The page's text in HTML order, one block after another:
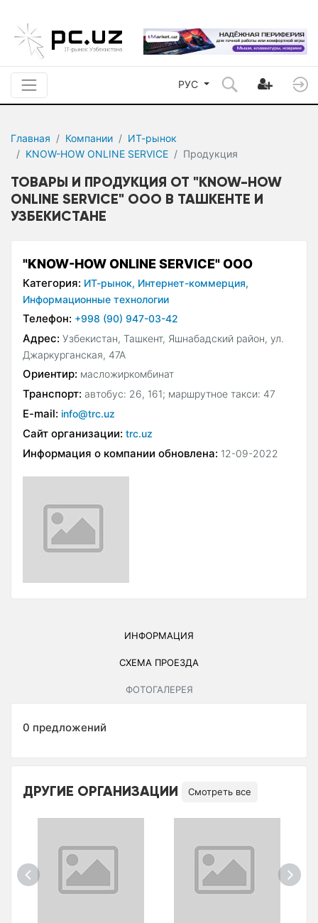
РУС
Главная Компании
ИТ-рынок
KNOW-HOW ONLINE SERVICE
Продукция
ТОВАРЫ И ПРОДУКЦИЯ ОТ "KNOW-HOW
ONLINE SERVICE" ООО В ТАШКЕНТЕ И
УЗБЕКИСТАНЕ
"KNOW-HOW ONLINE SERVICE" ООО
Категория: ИТ-рынок, Интернет-коммерция,
Информационные технологии
Телефон: +998 (90) 947-03-42
Адрес: Узбекистан, Ташкент, Яшнабадский район, ул.
Джаркурганская, 47А
Ориентир: масложиркомбинат
Транспорт: автобус: 26, 161; маршрутное такси: 47
E-mail: info@trc.uz
Сайт организации: trc.uz
Информация о компании обновлена: 12-09-2022
ИНФОРМАЦИЯ
СХЕМА ПРОЕЗДА
ФОТОГАЛЕРЕЯ
0 предложений
ДРУГИЕ ОРГАНИЗАЦИИ Смотреть все